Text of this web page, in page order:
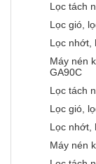
Lọc tách
Lọc gió,
Lọc nhớt,
Máy nén
GA90C
Lọc tách
Lọc gió,
Lọc nhớt,
Máy nén